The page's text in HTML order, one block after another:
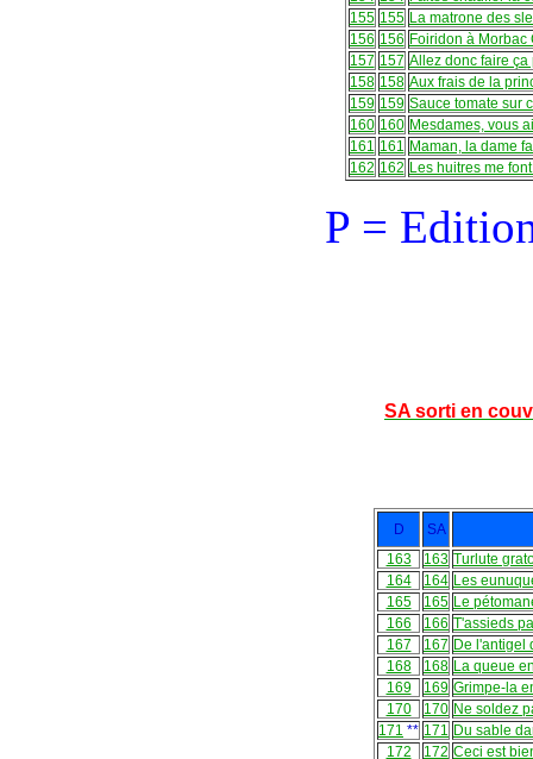
155 155 La matrone des
156 156 Foiridon à Morbac
157 157 Allez donc faire ça
158 158 Aux frais de la
159 159 Sauce tomate sur
160 160 Mesdames, vous
161 161 Maman, la dame
162 162 Les huitres me
P =
SA sorti en
D
SA
163
163 Turlute
164
164 Les
165
165 Le
166
166 T'assieds
167
167 De l'antigel
168
168 La queue
169
169 Grimpe-la
170
170 Ne soldez
171 ** 171 Du sable
172
172 Ceci est